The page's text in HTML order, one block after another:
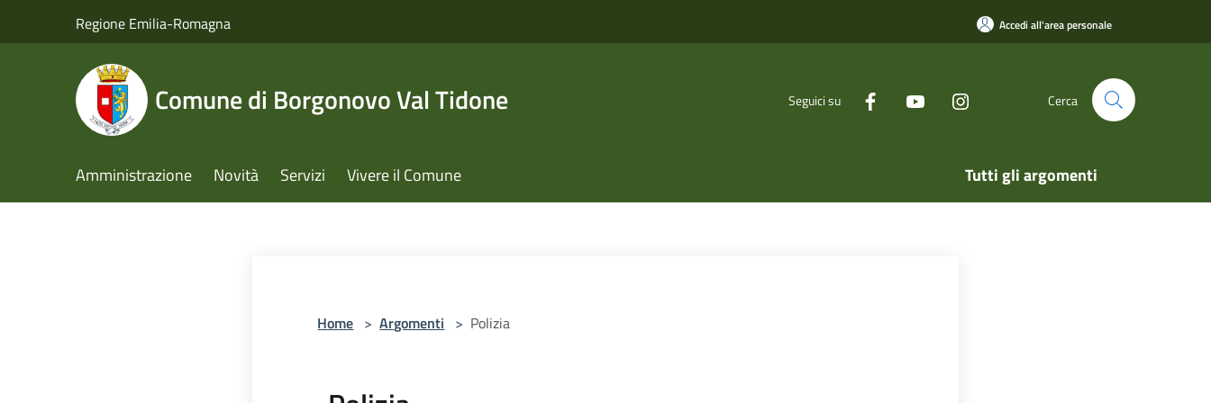
Regione Emilia-Romagna Accedi all'area personale
Comune di Borgonovo Val Tidone Seguici su Cerca
Amministrazione Novità Servizi Vivere il Comune Tutti gli argomenti
Home > Argomenti > Polizia